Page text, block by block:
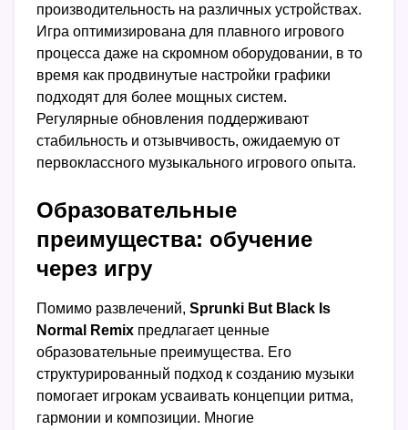
производительность на различных устройствах.
Игра оптимизирована для плавного игрового
процесса даже на скромном оборудовании, в то
время как продвинутые настройки графики
подходят для более мощных систем.
Регулярные обновления поддерживают
стабильность и отзывчивость, ожидаемую от
первоклассного музыкального игрового опыта.
Образовательные
преимущества: обучение
через игру
Помимо развлечений, Sprunki But Black Is
Normal Remix предлагает ценные
образовательные преимущества. Его
структурированный подход к созданию музыки
помогает игрокам усваивать концепции ритма,
гармонии и композиции. Многие